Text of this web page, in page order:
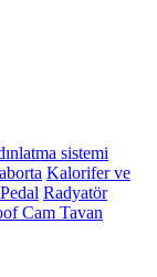
sistemi
Kalorifer ve
Pedal Radyatör
Cam Tavan